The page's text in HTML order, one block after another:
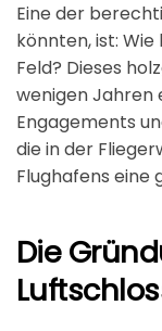
Eine der
könnten, ist:
Feld? Dieses
wenigen Jahren
Engagements
die in der
Flughafens eine
Die